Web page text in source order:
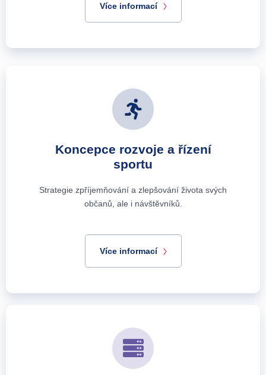
Více informací
Koncepce rozvoje a řízení
sportu
Strategie zpříjemňování a zlepšování života svých
občanů, ale i návštěvníků.
Více informací